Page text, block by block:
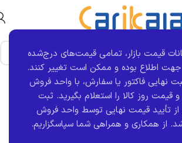
قیمت بازار، تمامی قیمت‌های درج‌شده
اطلاع بوده و ممکن است تغییر کنند.
نهایی فاکتور یا سفارش، با واحد فروش
قیمت روز کالا را استعلام بگیرید. ثبت
تأیید قیمت نهایی توسط واحد فروش
از همکاری و همراهی شما سپاسگزاریم.
مجموعه بلوک ضد قفل ABS (مدولاتور)